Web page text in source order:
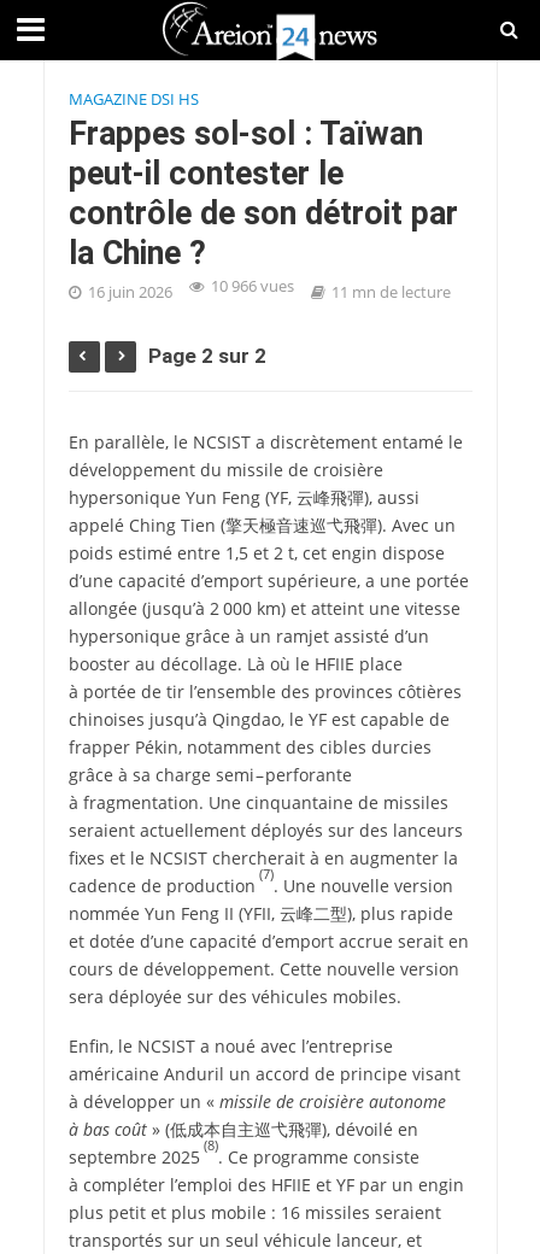
MAGAZINE DSI HS
Frappes sol-sol : Taïwan
peut-il contester le
contrôle de son détroit par
la Chine ?
16 juin 2026 10 966 vues 11 mn de lecture
Page 2 sur 2
En parallèle, le NCSIST a discrètement entamé le
développement du missile de croisière
hypersonique Yun Feng (YF, 云峰飛彈), aussi
appelé Ching Tien (擎天極音速巡弋飛彈). Avec un
poids estimé entre 1,5 et 2 t, cet engin dispose
d’une capacité d’emport supérieure, a une portée
allongée (jusqu’à 2 000 km) et atteint une vitesse
hypersonique grâce à un ramjet assisté d’un
booster au décollage. Là où le HFIIE place
à portée de tir l’ensemble des provinces côtières
chinoises jusqu’à Qingdao, le YF est capable de
frapper Pékin, notamment des cibles durcies
grâce à sa charge semi – perforante
à fragmentation. Une cinquantaine de missiles
seraient actuellement déployés sur des lanceurs
fixes et le NCSIST chercherait à en augmenter la
cadence de production
(7)
. Une nouvelle version
nommée Yun Feng II (YFII, 云峰二型), plus rapide
et dotée d’une capacité d’emport accrue serait en
cours de développement. Cette nouvelle version
sera déployée sur des véhicules mobiles.
Enfin, le NCSIST a noué avec l’entreprise
américaine Anduril un accord de principe visant
à développer un « missile de croisière autonome
à bas coût» (低成本自主巡弋飛彈), dévoilé en
septembre 2025
(8)
. Ce programme consiste
à compléter l’emploi des HFIIE et YF par un engin
plus petit et plus mobile : 16 missiles seraient
transportés sur un seul véhicule lanceur, et